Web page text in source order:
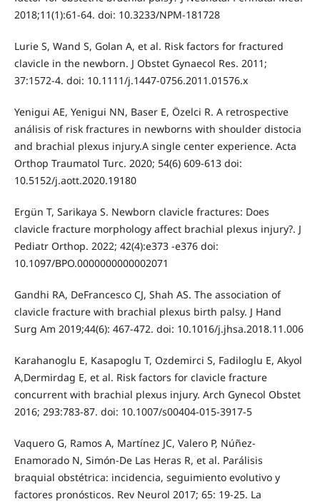
2018;11(1):61-64. doi: 10.3233/NPM-181728
Lurie S, Wand S, Golan A, et al. Risk factors for fractured
clavicle in the newborn. J Obstet Gynaecol Res. 2011;
37:1572-4. doi: 10.1111/j.1447-0756.2011.01576.x
Yenigui AE, Yenigui NN, Baser E, Özelci R. A retrospective
análisis of risk fractures in newborns with shoulder distocia
and brachial plexus injury.A single center experience. Acta
Orthop Traumatol Turc. 2020; 54(6) 609-613 doi:
10.5152/j.aott.2020.19180
Ergün T, Sarikaya S. Newborn clavicle fractures: Does
clavicle fracture morphology affect brachial plexus injury?. J
Pediatr Orthop. 2022; 42(4):e373 -e376 doi:
10.1097/BPO.0000000000002071
Gandhi RA, DeFrancesco CJ, Shah AS. The association of
clavicle fracture with brachial plexus birth palsy. J Hand
Surg Am 2019;44(6): 467-472. doi: 10.1016/j.jhsa.2018.11.006
Karahanoglu E, Kasapoglu T, Ozdemirci S, Fadiloglu E, Akyol
A,Dermirdag E, et al. Risk factors for clavicle fracture
concurrent with brachial plexus injury. Arch Gynecol Obstet
2016; 293:783-87. doi: 10.1007/s00404-015-3917-5
Vaquero G, Ramos A, Martínez JC, Valero P, Núñez-
Enamorado N, Simón-De Las Heras R, et al. Parálisis
braquial obstétrica: incidencia, seguimiento evolutivo y
factores pronósticos. Rev Neurol 2017; 65: 19-25. La